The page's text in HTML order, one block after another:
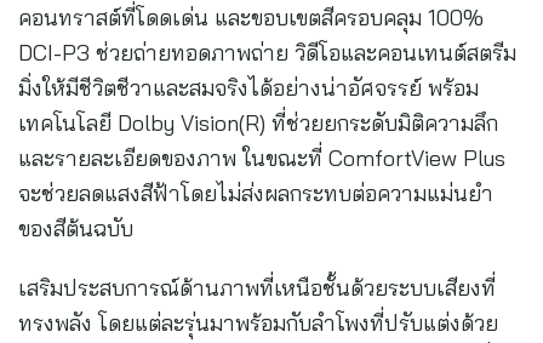
คอนทราสต์ที่โดดเด่น และขอบเขตสีครอบคลุม 100%
DCI-P3 ช่วยถ่ายทอดภาพถ่าย วิดีโอและคอนเทนต์สตรีม
มิ่งให้มีชีวิตชีวาและสมจริงได้อย่างน่าอัศจรรย์ พร้อม
เทคโนโลยี Dolby Vision(R) ที่ช่วยยกระดับมิติความลึก
และรายละเอียดของภาพ ในขณะที่ ComfortView Plus
จะช่วยลดแสงสีฟ้าโดยไม่ส่งผลกระทบต่อความแม่นยำ
ของสีต้นฉบับ
เสริมประสบการณ์ด้านภาพที่เหนือชั้นด้วยระบบเสียงที่
ทรงพลัง โดยแต่ละรุ่นมาพร้อมกับลำโพงที่ปรับแต่งด้วย